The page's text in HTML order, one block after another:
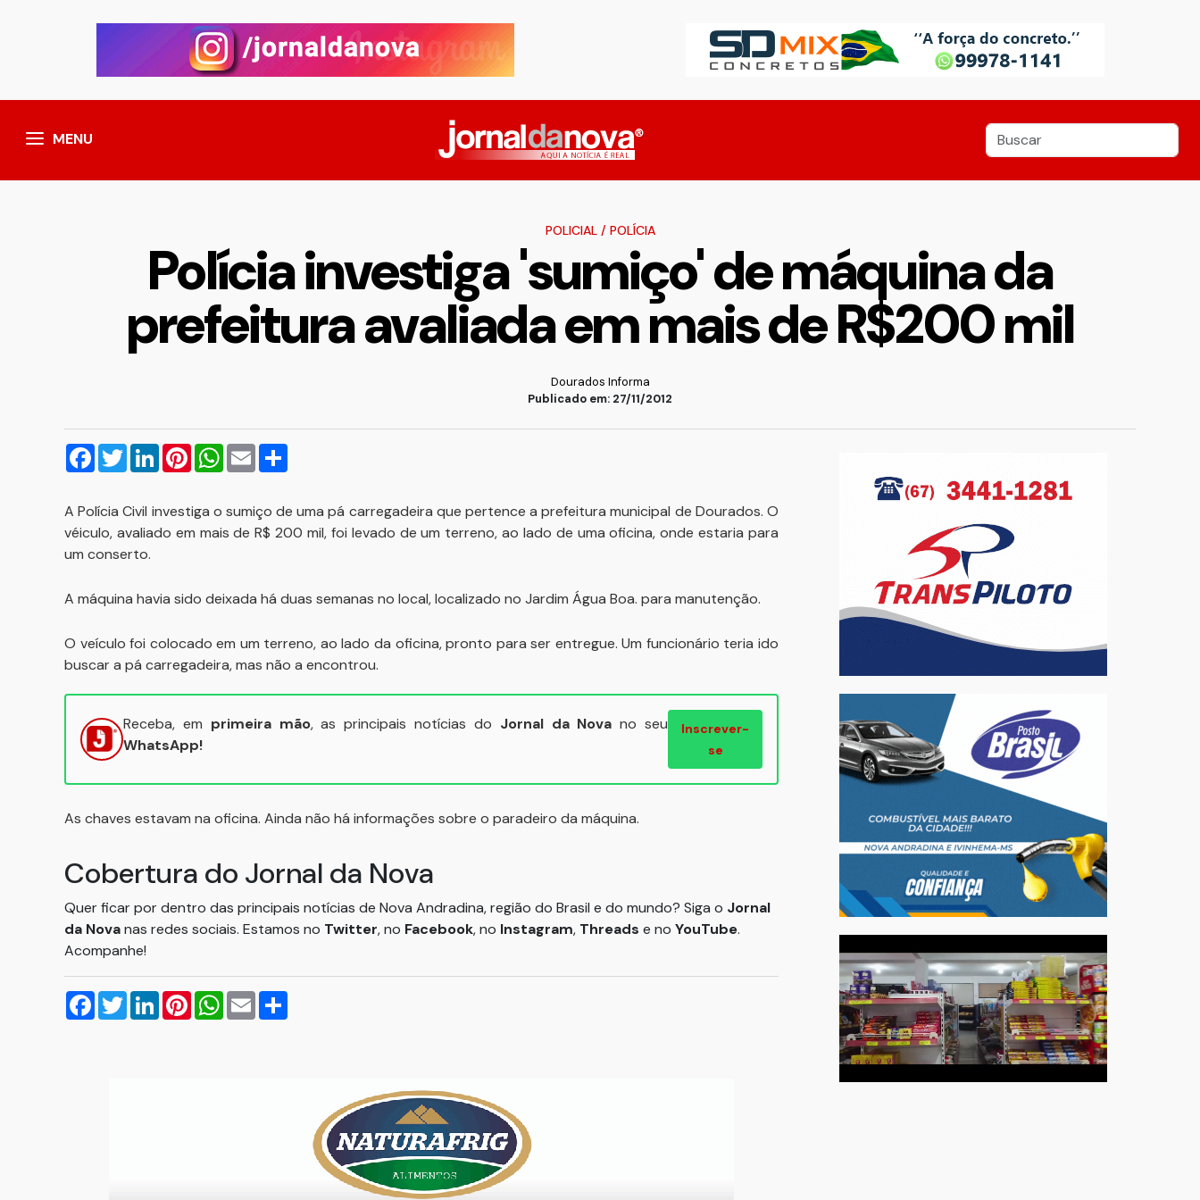
MENU
POLICIAL/ POLÍCIA
Polícia investiga 'sumiço' de máquina da
prefeitura avaliada em mais de R$200 mil
Dourados Informa
Publicado em: 27/11/2012
Facebook
TwitterLinkedInPinterestWhatsApp
Email
A Polícia Civil investiga o sumiço de uma pá carregadeira que pertence a prefeitura municipal de Dourados. O
véiculo, avaliado em mais de R$ 200 mil, foi levado de um terreno, ao lado de uma oficina, onde estaria para
um conserto.
A máquina havia sido deixada há duas semanas no local, localizado no Jardim Água Boa. para manutenção.
O veículo foi colocado em um terreno, ao lado da oficina, pronto para ser entregue. Um funcionário teria ido
buscar a pá carregadeira, mas não a encontrou.
Receba, em primeira mão, as principais notícias do Jornal da Nova no seu
WhatsApp!
Inscrever-
se
As chaves estavam na oficina. Ainda não há informações sobre o paradeiro da máquina.
Cobertura do Jornal da Nova
Quer ficar por dentro das principais notícias de Nova Andradina, região do Brasil e do mundo? Siga o Jornal
da Novanas redes sociais. Estamos no Twitter, no Facebook, no Instagram, Threads e no YouTube.
Acompanhe!
Facebook
TwitterLinkedInPinterestWhatsApp
Email